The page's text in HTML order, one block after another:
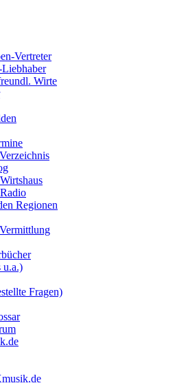
Vertreter
Wirte
Regionen
u.a.)
Fragen)